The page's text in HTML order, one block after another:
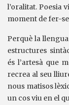
l’oralitat. Poesia
moment de fer-
Perquè la
estructures
és l’artesà que
recrea al seu
nous matisos
un cos viu en el